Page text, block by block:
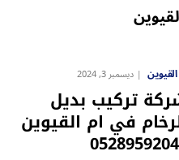
ديسمبر 3, 2024
تركيب بديل
في ام القيوين